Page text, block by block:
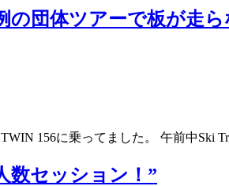
の団体ツアーで板が走ら
156に乗ってました。 午前中Ski
数セッション！”